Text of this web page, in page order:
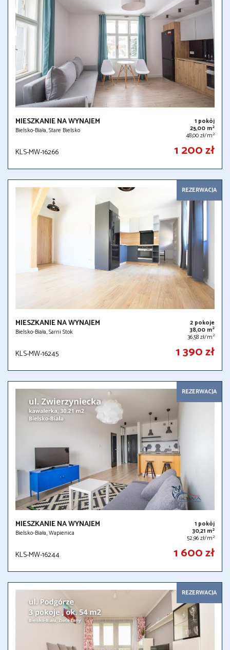
MIESZKANIE NA WYNAJEM
Bielsko-Biała, Stare Bielsko
1 pokój
25,00 m2
48,00 zł/m2
KLS-MW-16266 1 200 zł
REZERWACJA
MIESZKANIE NA WYNAJEM
Bielsko-Biała, Sarni Stok
2 pokoje
38,00 m2
36,58 zł/m2
KLS-MW-16245 1 390 zł
REZERWACJA
MIESZKANIE NA WYNAJEM
Bielsko-Biała, Wapienica
1 pokój
30,21 m2
52,96 zł/m2
KLS-MW-16244 1 600 zł
REZERWACJA